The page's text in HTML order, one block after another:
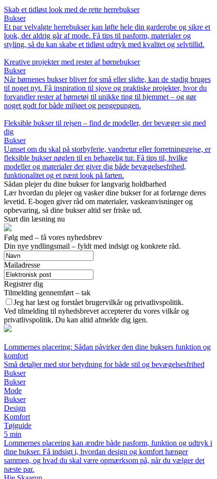
Skab et tidløst look med de rette herrebukser
Bukser
Et par velvalgte herrebukser kan løfte hele din garderobe og sikre et
look, der aldrig går af mode. Få tips til pasform, materialer og
styling, så du kan skabe et tidløst udtryk med kvalitet og selvtillid.
Kreative projekter med rester af børnebukser
Bukser
Når børnenes bukser bliver for små eller slidte, kan de stadig bruges
til noget nyt. Få inspiration til sjove og praktiske projekter, hvor du
forvandler rester af børnetøj til unikke ting til hjemmet – og gør
noget godt for både miljøet og pengepungen.
Fleksible bukser til rejsen – find de modeller, der bevæger sig med
dig
Bukser
Uanset om du skal på storbyferie, vandretur eller forretningsrejse, er
fleksible bukser nøglen til en behagelig tur. Få tips til, hvilke
modeller og materialer der giver dig både bevægelsesfrihed,
funktionalitet og et pænt look på farten.
Sådan plejer du dine bukser for langvarig holdbarhed
Lær hvordan du plejer og vasker dine bukser for at forlænge deres
levetid. E-bogen giver råd om materialer, vaskeanvisninger og
opbevaring, så dine bukser altid ser friske ud.
Start din læsning nu
Følg med – få vores nyhedsbrev
Din nye yndlingsmail – fyldt med indsigt og konkrete råd.
Mailadresse
Registrer dig
Tilmelding gennemført – tak
Jeg har læst og forstået brugervilkår og privatlivspolitik.
Ved tilmelding til nyhedsbrevet accepterer du vores vilkår og
privatlivspolitik. Du kan altid afmelde dig igen.
Lommernes placering: Sådan påvirker den dine buksers funktion og
komfort
Små detaljer med stor betydning for både stil og bevægelsesfrihed
Bukser
Bukser
Mode
Bukser
Design
Komfort
Tøjguide
5 min
Lommernes placering kan ændre både pasform, funktion og udtryk i
dine bukser. Få indsigt i, hvordan design og komfort hænger
sammen, og hvad du skal være opmærksom på, når du vælger det
næste par.